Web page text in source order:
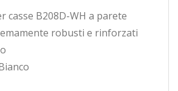
casse B208D-WH a parete
robusti e rinforzati